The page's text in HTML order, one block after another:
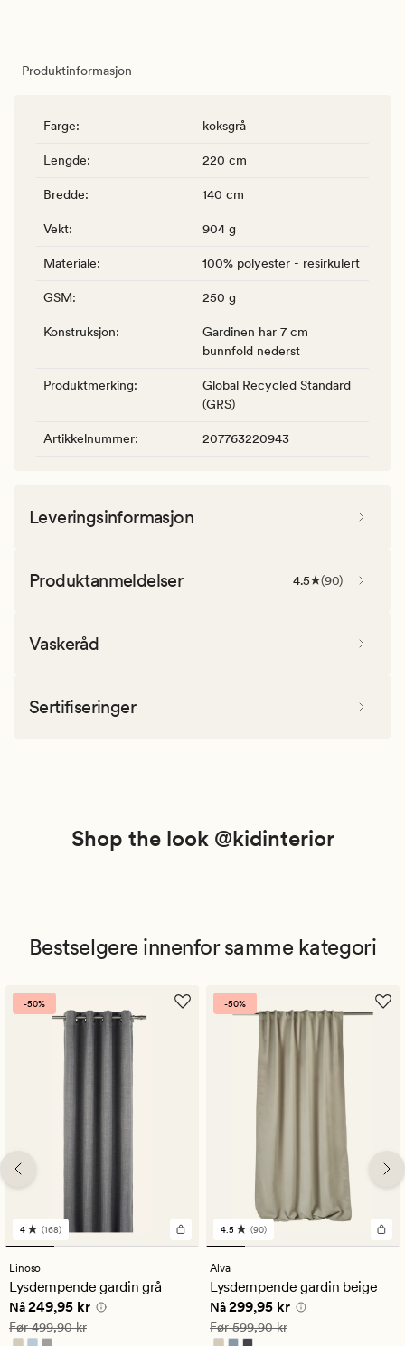
Produktinformasjon
Farge: koksgrå
Lengde: 220 cm
Bredde: 140 cm
Vekt: 904 g
Materiale: 100% polyester - resirkulert
GSM: 250 g
Konstruksjon:
Gardinen har 7 cm
bunnfold nederst
Produktmerking:
Global Recycled Standard
(GRS)
Artikkelnummer: 207763220943
Leveringsinformasjon
Produktanmeldelser 4.5 (90)
Vaskeråd
Sertifiseringer
Shop the look @kidinterior
Bestselgere innenfor samme kategori
-50%
168
anmeldelser
med
en
gjennomsnittlig
vurdering
på
4
4 (168)
Linoso
Lysdempende gardin grå
Nåværende pris
Nå249,95 kr
Vanlig pris 499,90 kr
Før499,90 kr
-50%
90
anmeldelser
med
en
gjennomsnittlig
vurdering
på
4.5
4.5 (90)
Alva
Lysdempende gardin beige
Nåværende pris
Nå299,95 kr
Vanlig pris 599,90 kr
Før599,90 kr